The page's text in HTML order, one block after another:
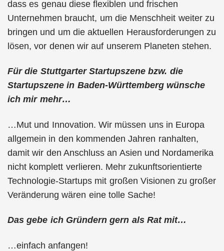
dass es genau diese flexiblen und frischen
Unternehmen braucht, um die Menschheit weiter zu
bringen und um die aktuellen Herausforderungen zu
lösen, vor denen wir auf unserem Planeten stehen.
Für die Stuttgarter Startupszene bzw. die
Startupszene in Baden-Württemberg wünsche
ich mir mehr…
…Mut und Innovation. Wir müssen uns in Europa
allgemein in den kommenden Jahren ranhalten,
damit wir den Anschluss an Asien und Nordamerika
nicht komplett verlieren. Mehr zukunftsorientierte
Technologie-Startups mit großen Visionen zu großer
Veränderung wären eine tolle Sache!
Das gebe ich Gründern gern als Rat mit…
…einfach anfangen!